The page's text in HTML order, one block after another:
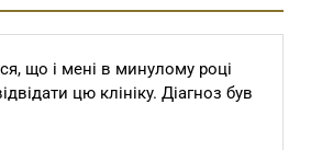
що і мені в минулому році
цю клініку. Діагноз був